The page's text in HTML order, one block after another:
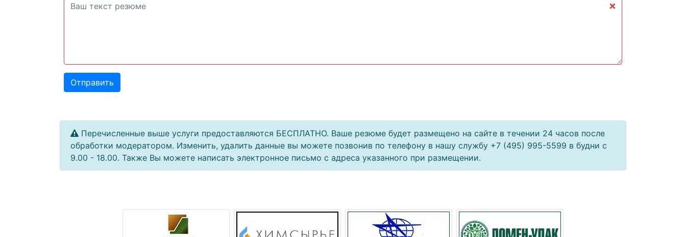
Отправить
Перечисленные выше услуги предоставляются БЕСПЛАТНО. Ваше резюме будет размещено на сайте в течении 24 часов после
обработки модератором. Изменить, удалить данные вы можете позвонив по телефону в нашу службу +7 (495) 995-5599 в будни с
9.00 - 18.00. Также Вы можете написать электронное письмо с адреса указанного при размещении.